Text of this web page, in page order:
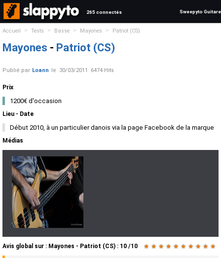
265 connectés Sweepyto Guitare
Accueil > Tests > Basse > Mayones > Patriot (CS)
Mayones - Patriot (CS)
Publié par Loann le 30/03/2011 6474 Hits
Prix
1200€ d'occasion
Lieu - Date
Début 2010, à un particulier danois via la page Facebook de la marque
Médias
Avis global sur : Mayones - Patriot (CS) : 10 /10 ★ ★ ★ ★ ★ ★ ★ ★ ★ ★